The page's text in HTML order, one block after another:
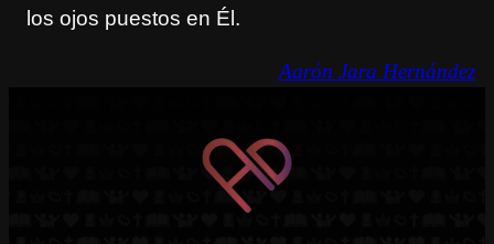
los ojos puestos en Él.
Aarón Jara Hernández